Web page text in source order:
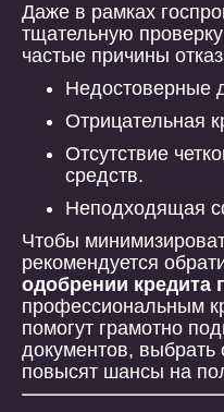
Даже в рамках
тщательную
частые причины
Недостоверные
Отрицательная
Отсутствие
средств.
Неподходящая
Чтобы
рекомендуется
одобрении кредита
профессиональным
помогут грамотно
документов,
повысят шансы на